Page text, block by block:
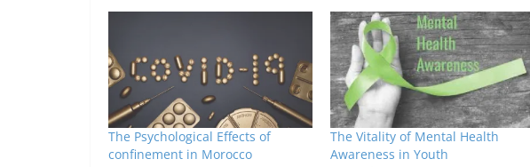
The Psychological Effects of
confinement in Morocco
The Vitality of Mental Health
Awareness in Youth